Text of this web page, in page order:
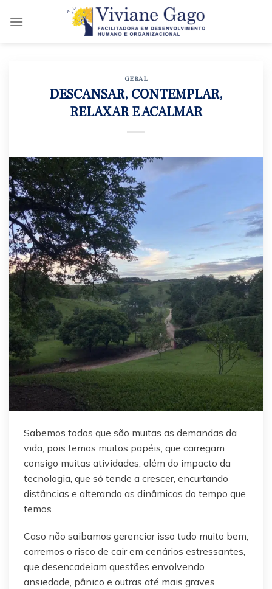
GERAL
DESCANSAR, CONTEMPLAR,
RELAXAR E ACALMAR
Sabemos todos que são muitas as demandas da
vida, pois temos muitos papéis, que carregam
consigo muitas atividades, além do impacto da
tecnologia, que só tende a crescer, encurtando
distâncias e alterando as dinâmicas do tempo que
temos.
Caso não saibamos gerenciar isso tudo muito bem,
corremos o risco de cair em cenários estressantes,
que desencadeiam questões envolvendo
ansiedade, pânico e outras até mais graves.